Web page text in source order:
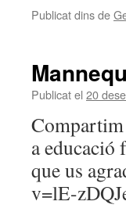
Publicat dins de
Publicat el 20
Compartim
a educació
que us
v=lE-